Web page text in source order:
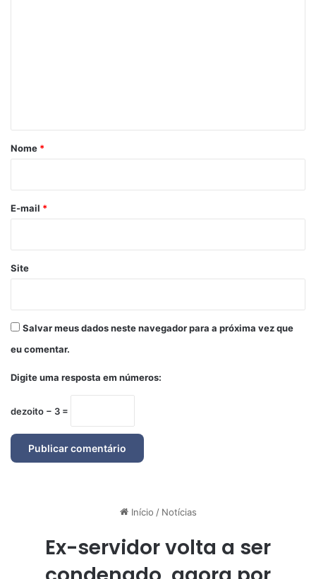
r
*
Nome *
E-mail *
Site
Salvar meus dados neste navegador para a próxima vez que
eu comentar.
Digite uma resposta em números:
dezoito − 3 =